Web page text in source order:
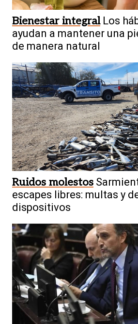
Bienestar integral Los
ayudan a mantener una
de manera natural
Ruidos molestos
escapes libres: multas y
dispositivos